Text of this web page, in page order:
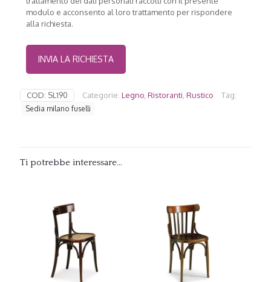
modulo e acconsento al loro trattamento per rispondere
alla richiesta.
COD: SL190 Categorie: Legno Ristoranti Rustico Tag:
Sedia milano fuselli
Ti potrebbe interessare…